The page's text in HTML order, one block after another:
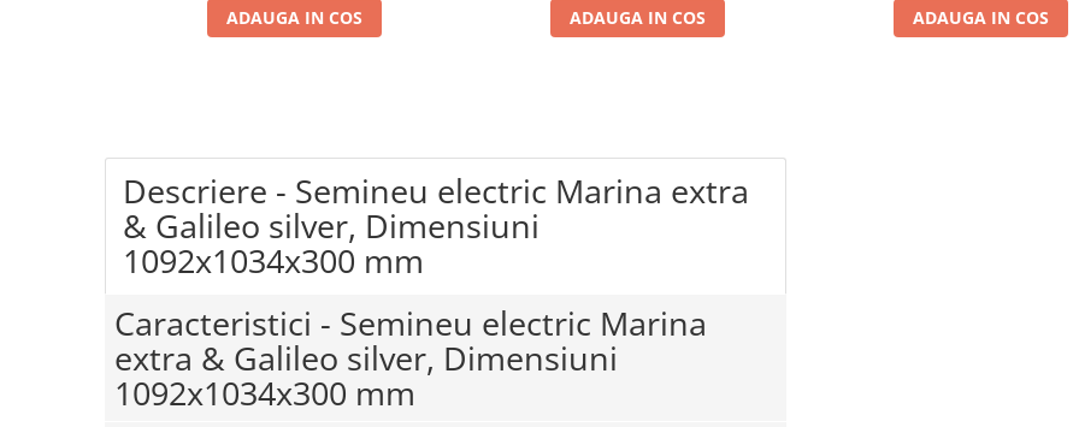
Betoniere si vibratoare beton
Accesorii beton
Generatoare
Motocultoare
Produse uz casnic
ADAUGA IN COS ADAUGA IN COS ADAUGA IN COS
Descriere - Semineu electric Marina extra
& Galileo silver, Dimensiuni
1092x1034x300 mm
Caracteristici - Semineu electric Marina
extra & Galileo silver, Dimensiuni
1092x1034x300 mm